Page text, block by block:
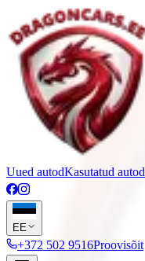
Uued autodKasutatud autod
EE
+372 502 9516Proovisõit